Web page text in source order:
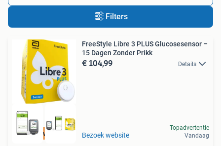
Filters
Hoge kwaliteit
FreeStyle Libre 3 PLUS Glucosesensor –
15 Dagen Zonder Prikk
€ 104,99 Details
Bezoek website
Topadvertentie
Vandaag